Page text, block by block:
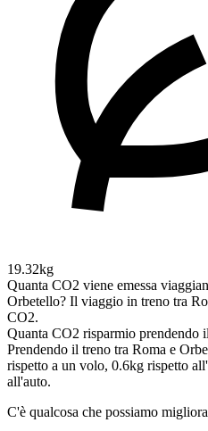
19.32kg
Quanta CO2 viene emessa
Orbetello? Il viaggio in treno tra
CO2.
Quanta CO2 risparmio prendendo
Prendendo il treno tra Roma e
rispetto a un volo, 0.6kg rispetto
all'auto.
C'è qualcosa che possiamo